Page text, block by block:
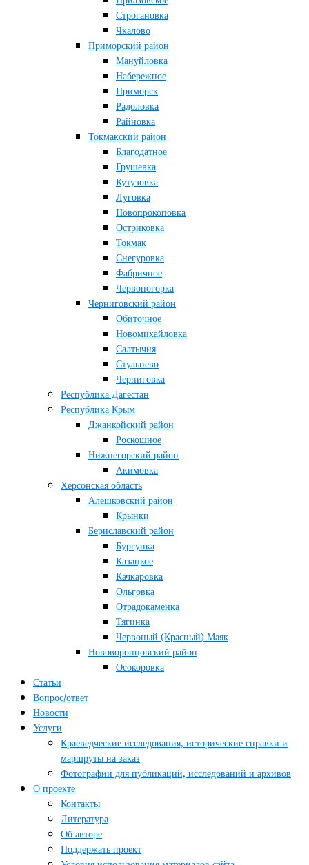
Строгановка
Чкалово
Приморский район
Мануйловка
Набережное
Приморск
Радоловка
Райновка
Токмакский район
Благодатное
Грушевка
Кутузовка
Луговка
Новопрокоповка
Остриковка
Токмак
Снегуровка
Фабричное
Червоногорка
Черниговский район
Обиточное
Новомихайловка
Салтычия
Стульнево
Черниговка
Республика Дагестан
Республика Крым
Джанкойский район
Роскошное
Нижнегорский район
Акимовка
Херсонская область
Алешковский район
Крынки
Бериславский район
Бургунка
Казацкое
Качкаровка
Ольговка
Отрадокаменка
Тягинка
Червоный (Красный) Маяк
Нововоронцовский район
Осокоровка
Статьи
Вопрос/ответ
Новости
Услуги
Краеведческие исследования, исторические справки и
маршруты на заказ
Фотографии для публикаций, исследований и архивов
О проекте
Контакты
Литература
Об авторе
Поддержать проект